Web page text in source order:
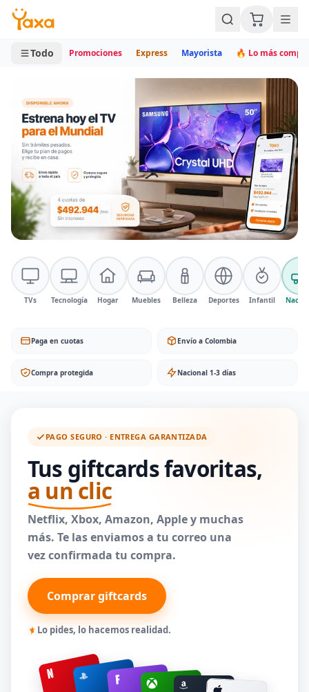
MINI CARRITO
0 productos
Todo Promociones Express Mayorista 🔥 Lo más
Compra productos nacionales e importados con pago en
TVs Tecnología Hogar Muebles Belleza Deportes Infantil
Paga en cuotas Envío a Colombia
Compra protegida Nacional 1-3 días
PAGO SEGURO · ENTREGA GARANTIZADA
Tus giftcards favoritas,
a un clic
Netflix, Xbox, Amazon, Apple y muchas
más. Te las enviamos a tu correo una
vez confirmada tu compra.
Comprar giftcards
Lo pides, lo hacemos realidad.